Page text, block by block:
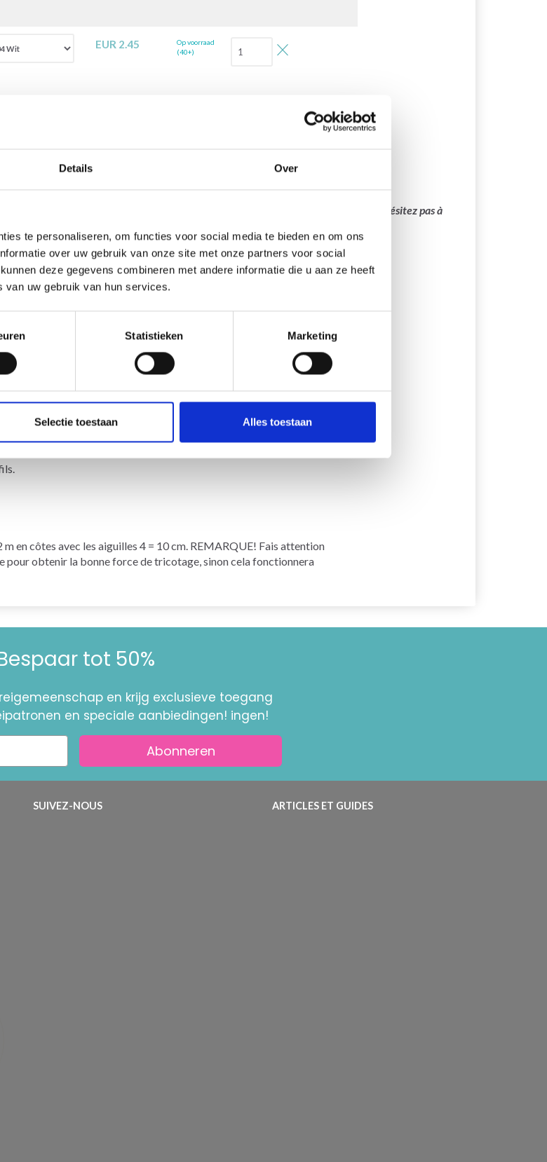
Details Over
te personaliseren, om functies voor social media te bieden en om ons
over uw gebruik van onze site met onze partners voor social
deze gegevens combineren met andere informatie die u aan ze heeft
uw gebruik van hun services.
Statistieken Marketing
Selectie toestaan Alles toestaan
EUR 2.45
Op voorraad
(40+)
Alles toevoegen aan winkelwagen
traduction de cette page par un véritable humain sera bientôt disponible. N’hésitez pas à
Cotton.
en côtes avec les aiguilles 4 = 10 cm. REMARQUE! Fais attention
pour obtenir la bonne force de tricotage, sinon cela fonctionnera
tot 50%
en krijg exclusieve toegang
en speciale aanbiedingen! ingen!
Abonneren
SUIVEZ-NOUS ARTICLES ET GUIDES